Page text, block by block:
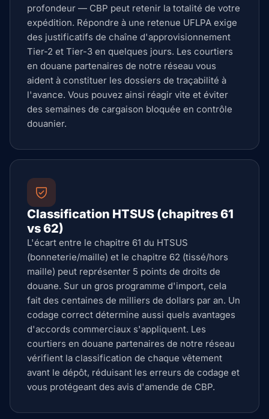
profondeur — CBP peut retenir la totalité de votre
expédition. Répondre à une retenue UFLPA exige
des justificatifs de chaîne d'approvisionnement
Tier-2 et Tier-3 en quelques jours. Les courtiers
en douane partenaires de notre réseau vous
aident à constituer les dossiers de traçabilité à
l'avance. Vous pouvez ainsi réagir vite et éviter
des semaines de cargaison bloquée en contrôle
douanier.
Classification HTSUS (chapitres 61
vs 62)
L'écart entre le chapitre 61 du HTSUS
(bonneterie/maille) et le chapitre 62 (tissé/hors
maille) peut représenter 5 points de droits de
douane. Sur un gros programme d'import, cela
fait des centaines de milliers de dollars par an. Un
codage correct détermine aussi quels avantages
d'accords commerciaux s'appliquent. Les
courtiers en douane partenaires de notre réseau
vérifient la classification de chaque vêtement
avant le dépôt, réduisant les erreurs de codage et
vous protégeant des avis d'amende de CBP.